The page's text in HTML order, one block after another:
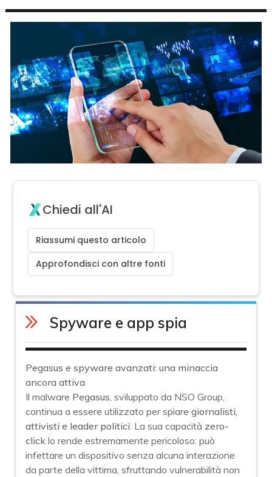
Chiedi all'AI
Riassumi questo articolo
Approfondisci con altre fonti
Spyware e app spia
Pegasus e spyware avanzati: una minaccia
ancora attiva
Il malware Pegasus , sviluppato da NSO Group,
continua a essere utilizzato per spiaregiornalisti,
attivisti e leader politici . La sua capacità zero-
click lo rende estremamente pericoloso: può
infettare un dispositivo senza alcuna interazione
da parte della vittima, sfruttando vulnerabilità non